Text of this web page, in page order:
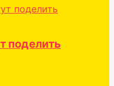
поделить
поделить